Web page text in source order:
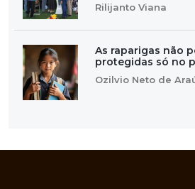
Rilijanto Viana
As raparigas não
protegidas só no
Ozilvio Neto de